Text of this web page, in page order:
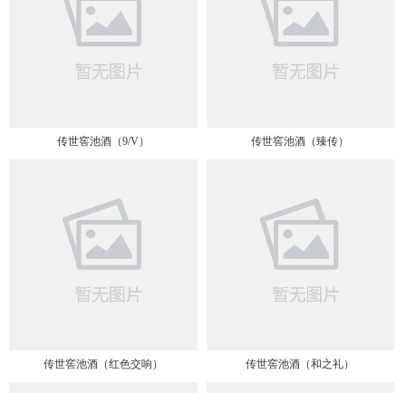
传世窖池酒（9/V） 传世窖池酒（臻传）
传世窖池酒（红色交响） 传世窖池酒（和之礼）